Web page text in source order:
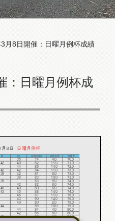
ス
月8日開催：日曜月例杯成績
：日曜月例杯成
Ｐ Ｑ GROSS ＨＤCP ＮＥＴ
35 74 4.0
70.0
42 40 82 11.0
71.0
44 86 14.0
72.0
42 42 84 11.0
73.0
39 42 81 8.0
73.0
39 83 10.0
73.0
39 83 9.0
74.0
42 82 8.0
74.0
40 40 80 6.0
74.0
43 45 88 14.0
74.0
45 87 11.0
76.0
43 90 14.0
76.0
40 80 2.0
78.0
44 89 10.0
79.0
44 84 4.0
80.0
42 85 5.0
80.0
46 90 9.0
81.0
月８日 日曜月例杯